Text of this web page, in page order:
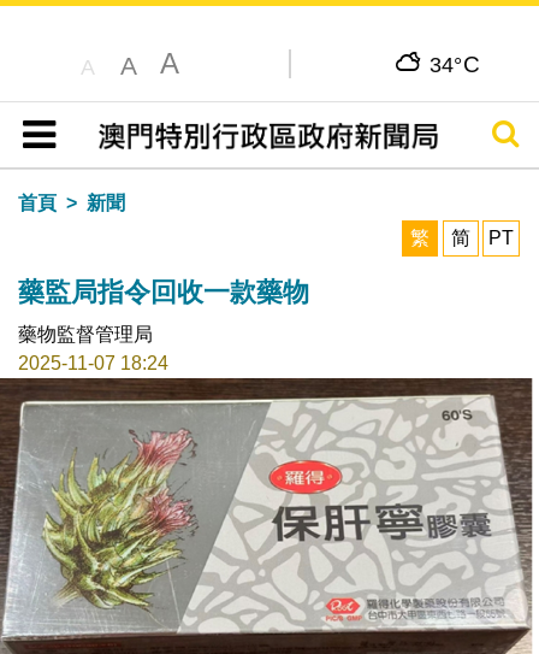
A A A 34°C
目錄
搜尋
首頁
新聞
繁
简 PT
藥監局指令回收一款藥物
藥物監督管理局
2025-11-07 18:24